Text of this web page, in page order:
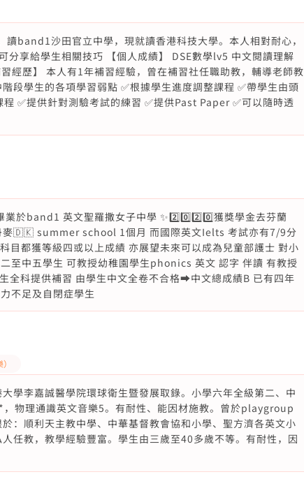
讀band1沙田官立中學，現就讀香港科技大學。本人相對耐心，
分享給學生相關技巧 【個人成績】 DSE數學lv5 中文閱讀理解
經歷】 本人有1年補習經驗，曾在補習社任職助教，輔導老師教
段學生的各項學習弱點 ✅根據學生進度調整課程 ✅帶學生由頭
✅提供針對測驗考試的練習 ✅提供Past Paper ✅可以隨時透
於band1 英文聖羅撒女子中學 ✨2️⃣0️⃣2️⃣0️⃣獲獎學金去芬蘭
麥🇩🇰 summer school 1個月 而國際英文Ielts 考試亦有7/9分
目都獲等級四或以上成績 亦展望未來可以成為兒童部護士 對小
至中五學生 可教授幼稚園學生phonics 英文 認字 伴讀 有教授
科提供補習 由學生中文全卷不合格➡️中文總成績B 已有四年
不足及自閉症學生
學李嘉誠醫學院環球衛生暨發展取錄。小學六年全級第二、中
物理通識英文音樂5。有耐性、能因材施教。曾於playgroup
：順利天主教中學、中華基督教會協和小學、聖方濟各英文小
任教，教學經驗豐富。學生由三歲至40多歲不等。有耐性，因